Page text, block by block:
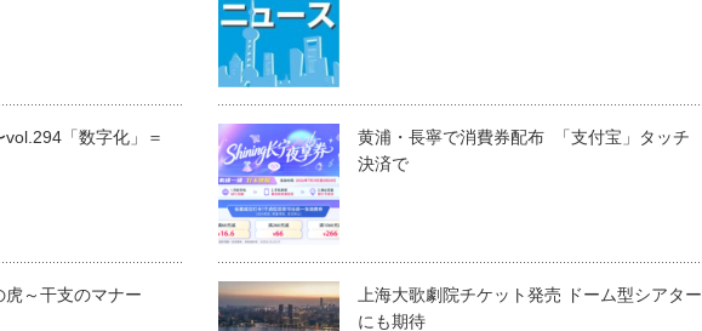
「数字化」＝
～干支のマナー
黄浦・長寧で消費券配布 「支付宝」タッチ
決済で
上海大歌劇院チケット発売 ドーム型シアター
にも期待